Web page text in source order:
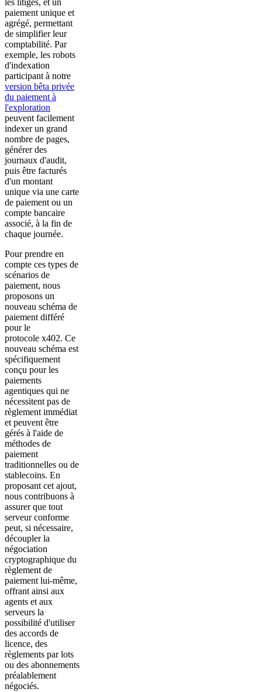
les litiges, et un
paiement unique et
agrégé, permettant
de simplifier leur
comptabilité. Par
exemple, les robots
d'indexation
participant à notre
version bêta privée
du paiement à
l'exploration
peuvent facilement
indexer un grand
nombre de pages,
générer des
journaux d'audit,
puis être facturés
d'un montant
unique via une carte
de paiement ou un
compte bancaire
associé, à la fin de
chaque journée.
Pour prendre en
compte ces types de
scénarios de
paiement, nous
proposons un
nouveau schéma de
paiement différé
pour le
protocole x402. Ce
nouveau schéma est
spécifiquement
conçu pour les
paiements
agentiques qui ne
nécessitent pas de
règlement immédiat
et peuvent être
gérés à l'aide de
méthodes de
paiement
traditionnelles ou de
stablecoins. En
proposant cet ajout,
nous contribuons à
assurer que tout
serveur conforme
peut, si nécessaire,
découpler la
négociation
cryptographique du
règlement de
paiement lui-même,
offrant ainsi aux
agents et aux
serveurs la
possibilité d'utiliser
des accords de
licence, des
règlements par lots
ou des abonnements
préalablement
négociés.